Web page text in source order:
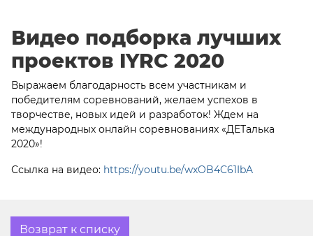
Видео подборка лучших
проектов IYRC 2020
Выражаем благодарность всем участникам и
победителям соревнований, желаем успехов в
творчестве, новых идей и разработок! Ждем на
международных онлайн соревнованиях «ДЕТалька
2020»!
Ссылка на видео: https://youtu.be/wxOB4C61IbA
Возврат к списку